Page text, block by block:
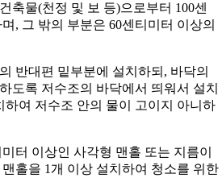
축물(천정 및 보 등)으로부터 100센
, 그 밖의 부분은 60센티미터 이상의
반대편 밑부분에 설치하되, 바닥의
도록 저수조의 바닥에서 띄워서 설치
하여 저수조 안의 물이 고이지 아니하
터 이상인 사각형 맨홀 또는 지름이
홀을 1개 이상 설치하여 청소를 위한